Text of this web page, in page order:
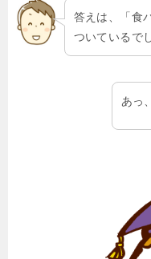
答えは、「食
ついているで
あっ